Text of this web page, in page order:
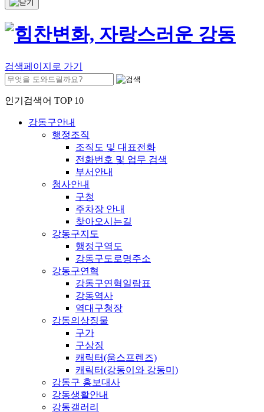
검색페이지로 가기
인기검색어 TOP 10
강동구안내
행정조직
조직도 및 대표전화
전화번호 및 업무 검색
부서안내
청사안내
구청
주차장 안내
찾아오시는길
강동구지도
행정구역도
강동구도로명주소
강동구연혁
강동구연혁일람표
강동역사
역대구청장
강동의상징물
구가
구상징
캐릭터(움스프렌즈)
캐릭터(강동이와 강동미)
강동구 홍보대사
강동생활안내
강동갤러리